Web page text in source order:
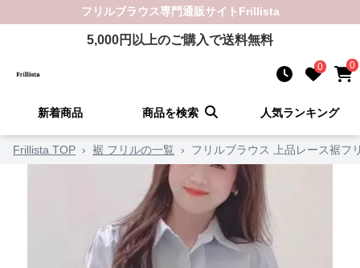
フリルブラウス専門通販サイト Frillista
5,000円以上のご購入で送料無料
0 0
新着商品 商品を検索 人気ランキング
Frillista TOP › 裾 フリルの一覧 › フリルブラウス 上品レース裾フ